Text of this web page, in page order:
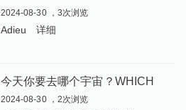
2024-08-30 ，3次浏览
Adieu 详细
2024-08-30 ，2次浏览